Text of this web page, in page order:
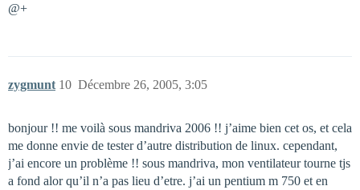
@+
zygmunt Décembre 26, 2005, 3:05
10
bonjour !! me voilà sous mandriva 2006 !! j’aime bien cet os, et cela
me donne envie de tester d’autre distribution de linux. cependant,
j’ai encore un problème !! sous mandriva, mon ventilateur tourne tjs
a fond alor qu’il n’a pas lieu d’etre. j’ai un pentium m 750 et en